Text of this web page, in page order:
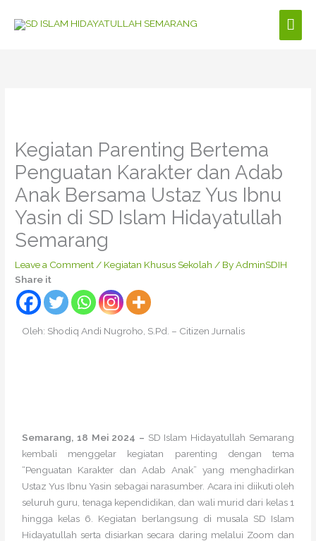
Kegiatan Parenting Bertema
Penguatan Karakter dan Adab
Anak Bersama Ustaz Yus Ibnu
Yasin di SD Islam Hidayatullah
Semarang
Leave a Comment / Kegiatan Khusus Sekolah / ByAdminSDIH
Share it
Oleh: Shodiq Andi Nugroho, S.Pd. – Citizen Jurnalis
Semarang, 18 Mei 2024 – SD Islam Hidayatullah Semarang
kembali menggelar kegiatan parenting dengan tema
“Penguatan Karakter dan Adab Anak” yang menghadirkan
Ustaz Yus Ibnu Yasin sebagai narasumber. Acara ini diikuti oleh
seluruh guru, tenaga kependidikan, dan wali murid dari kelas 1
hingga kelas 6. Kegiatan berlangsung di musala SD Islam
Hidayatullah serta disiarkan secara daring melalui Zoom dan